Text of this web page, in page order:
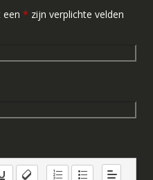
een * zijn verplichte velden